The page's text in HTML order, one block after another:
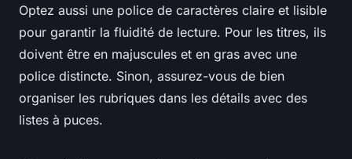
Optez aussi une police de caractères claire et lisible
pour garantir la fluidité de lecture. Pour les titres, ils
doivent être en majuscules et en gras avec une
police distincte. Sinon, assurez-vous de bien
organiser les rubriques dans les détails avec des
listes à puces.